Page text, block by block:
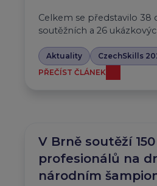
Celkem se představilo 38
soutěžních a 26
Aktuality
CzechSkills
PŘEČÍST ČLÁNEK
V Brně soutěží
profesionálů na
národním